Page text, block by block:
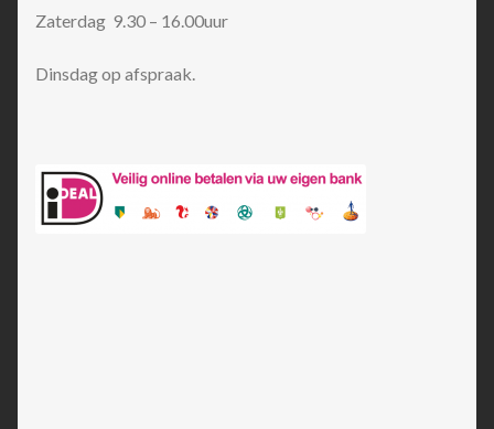
Zaterdag 9.30 – 16.00uur
Dinsdag op afspraak.